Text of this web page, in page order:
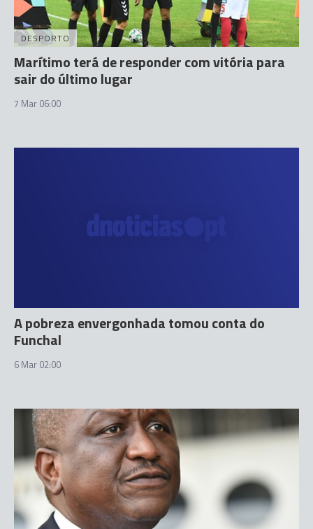
DESPORTO
Marítimo terá de responder com vitória para
sair do último lugar
7 Mar 06:00
A pobreza envergonhada tomou conta do
Funchal
6 Mar 02:00